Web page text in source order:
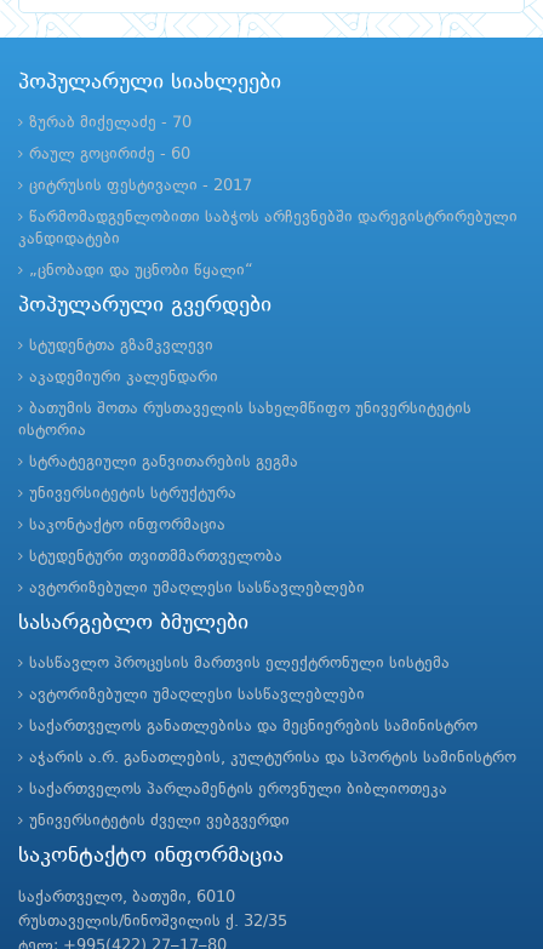
პოპულარული სიახლეები
ზურაბ მიქელაძე - 70
რაულ გოცირიძე - 60
ციტრუსის ფესტივალი - 2017
წარმომადგენლობითი საბჭოს არჩევნებში დარეგისტრირებული
კანდიდატები
„ცნობადი და უცნობი წყალი“
პოპულარული გვერდები
სტუდენტთა გზამკვლევი
აკადემიური კალენდარი
ბათუმის შოთა რუსთაველის სახელმწიფო უნივერსიტეტის
ისტორია
სტრატეგიული განვითარების გეგმა
უნივერსიტეტის სტრუქტურა
საკონტაქტო ინფორმაცია
სტუდენტური თვითმმართველობა
ავტორიზებული უმაღლესი სასწავლებლები
სასარგებლო ბმულები
სასწავლო პროცესის მართვის ელექტრონული სისტემა
ავტორიზებული უმაღლესი სასწავლებლები
საქართველოს განათლებისა და მეცნიერების სამინისტრო
აჭარის ა.რ. განათლების, კულტურისა და სპორტის სამინისტრო
საქართველოს პარლამენტის ეროვნული ბიბლიოთეკა
უნივერსიტეტის ძველი ვებგვერდი
საკონტაქტო ინფორმაცია
საქართველო, ბათუმი, 6010
რუსთაველის/ნინოშვილის ქ. 32/35